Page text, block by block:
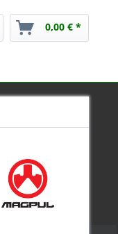
0,00 € *